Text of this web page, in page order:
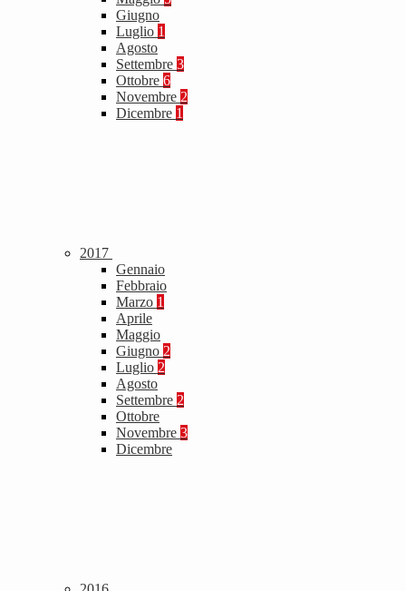
Giugno
Luglio 1
Agosto
Settembre 3
Ottobre 6
Novembre 2
Dicembre 1
2017
Gennaio
Febbraio
Marzo 1
Aprile
Maggio
Giugno 2
Luglio 2
Agosto
Settembre 2
Ottobre
Novembre 3
Dicembre